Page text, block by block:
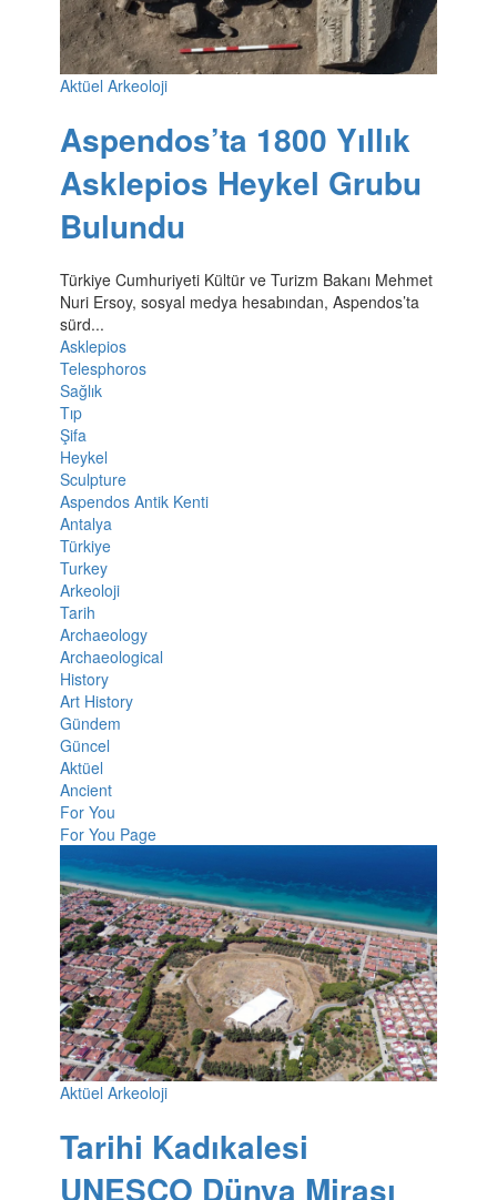
Aktüel Arkeoloji
Aspendos’ta 1800 Yıllık
Asklepios Heykel Grubu
Bulundu
Türkiye Cumhuriyeti Kültür ve Turizm Bakanı Mehmet
Nuri Ersoy, sosyal medya hesabından, Aspendos’ta
sürd...
Asklepios
Telesphoros
Sağlık
Tıp
Şifa
Heykel
Sculpture
Aspendos Antik Kenti
Antalya
Türkiye
Turkey
Arkeoloji
Tarih
Archaeology
Archaeological
History
Art History
Gündem
Güncel
Aktüel
Ancient
For You
For You Page
Aktüel Arkeoloji
Tarihi Kadıkalesi
UNESCO Dünya Mirası